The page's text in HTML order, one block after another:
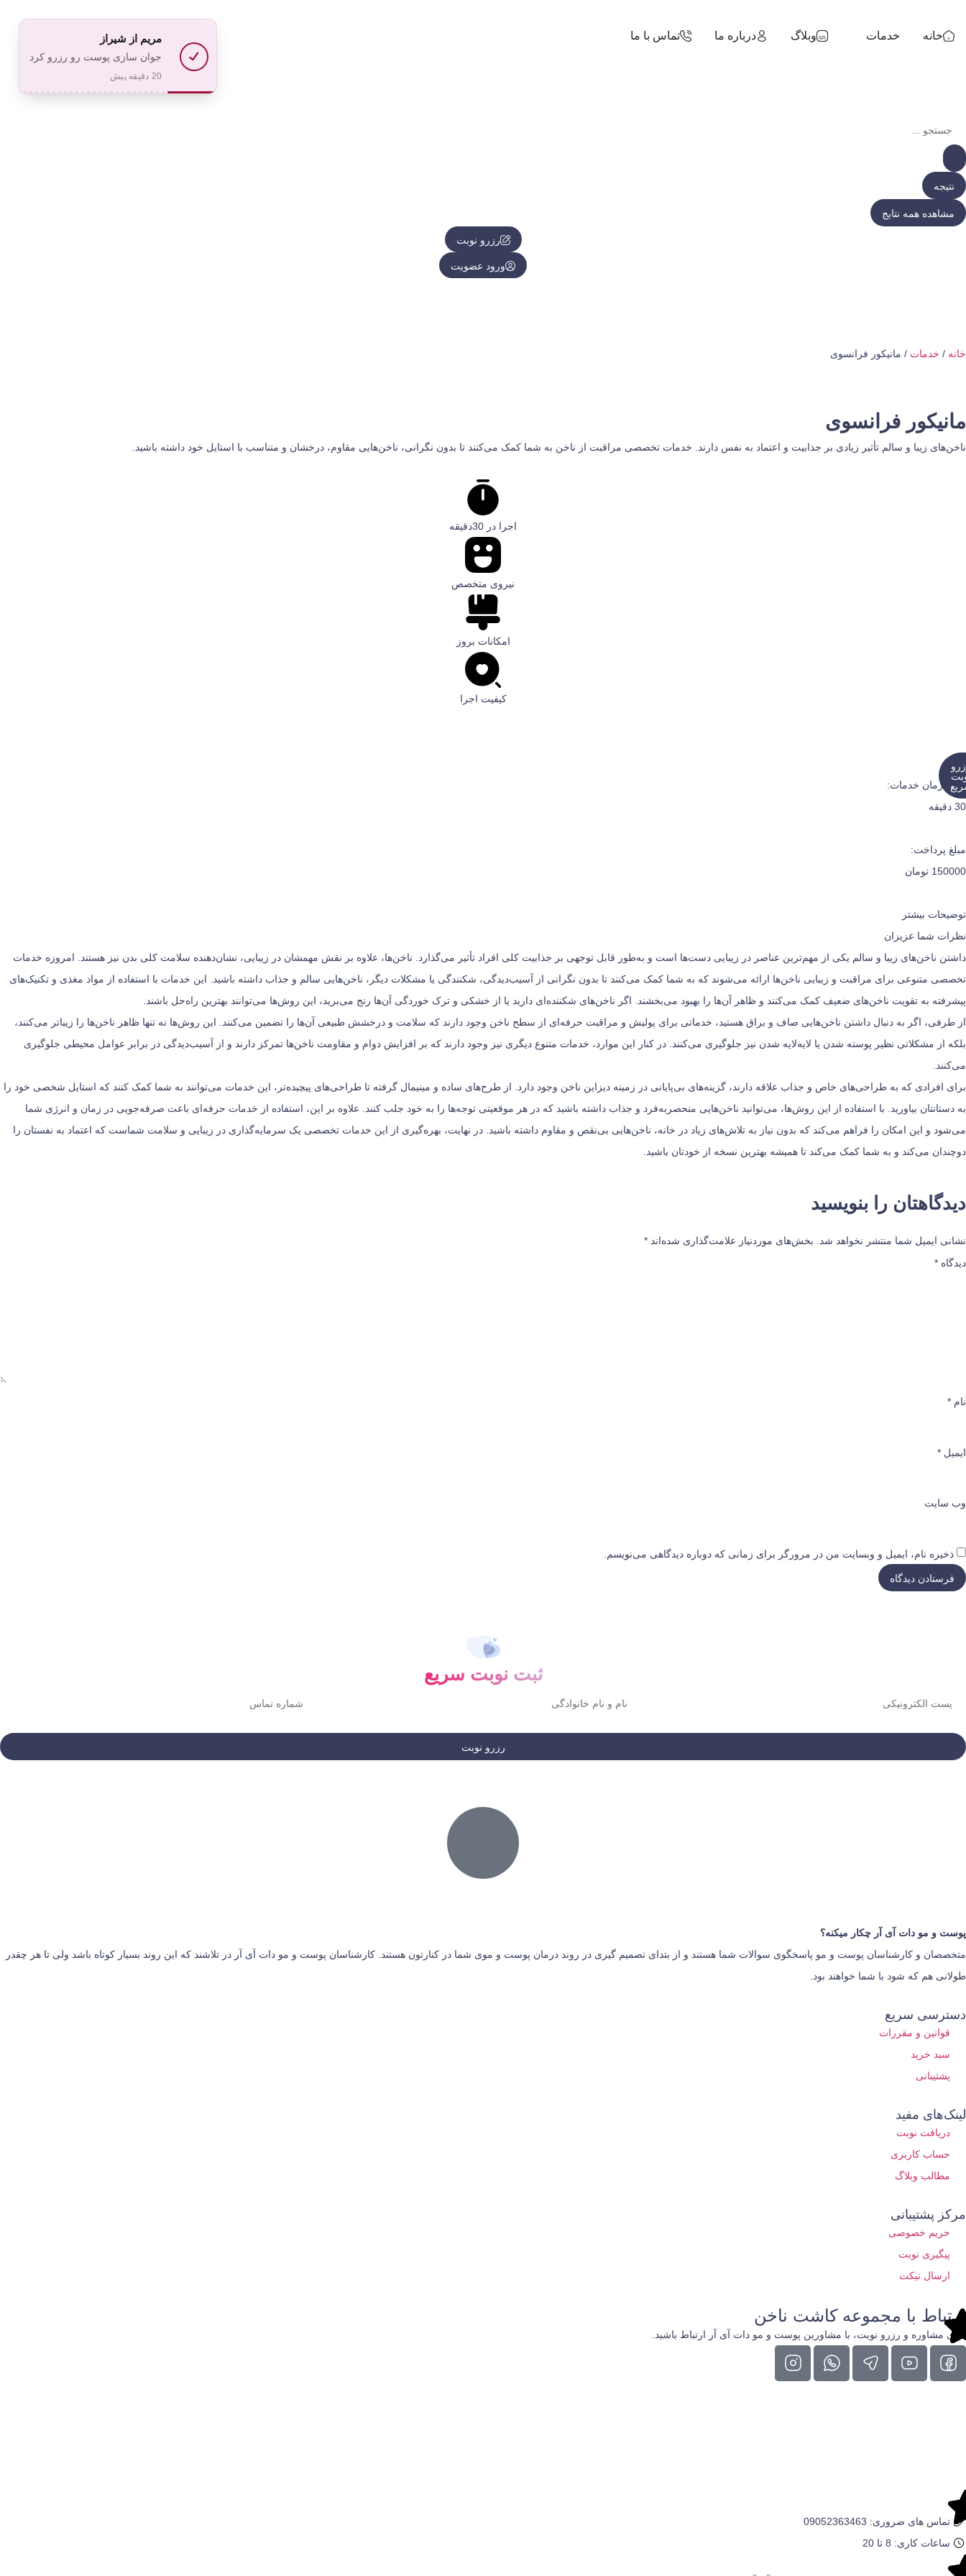
خانه خدمات وبلاگ درباره ما تماس با ما
نتیجه
مشاهده همه نتایج
رزرو نوبت
ورود عضویت
خانه / خدمات / مانیکور فرانسوی
مانیکور فرانسوی
ناخن‌های زیبا و سالم تأثیر زیادی بر جذابیت و اعتماد به نفس دارند. خدمات تخصصی مراقبت از ناخن به شما کمک می‌کنند تا بدون نگرانی، ناخن‌هایی مقاوم، درخشان و متناسب با استایل خود داشته باشید.
اجرا در 30دقیقه
نیروی متخصص
امکانات بروز
کیفیت اجرا
مدت زمان خدمات:
30 دقیقه
مبلغ پرداخت:
150000 تومان
توضیحات بیشتر
نظرات شما عزیزان
داشتن ناخن‌های زیبا و سالم یکی از مهم‌ترین عناصر در زیبایی دست‌ها است و به‌طور قابل توجهی بر جذابیت کلی افراد تأثیر می‌گذارد. ناخن‌ها، علاوه بر نقش مهمشان در زیبایی، نشان‌دهنده سلامت کلی بدن نیز هستند. امروزه خدمات
تخصصی متنوعی برای مراقبت و زیبایی ناخن‌ها ارائه می‌شوند که به شما کمک می‌کنند تا بدون نگرانی از آسیب‌دیدگی، شکنندگی یا مشکلات دیگر، ناخن‌هایی سالم و جذاب داشته باشید. این خدمات با استفاده از مواد مغذی و تکنیک‌های
پیشرفته به تقویت ناخن‌های ضعیف کمک می‌کنند و ظاهر آن‌ها را بهبود می‌بخشند. اگر ناخن‌های شکننده‌ای دارید یا از خشکی و ترک خوردگی آن‌ها رنج می‌برید، این روش‌ها می‌توانند بهترین راه‌حل باشند.
از طرفی، اگر به دنبال داشتن ناخن‌هایی صاف و براق هستید، خدماتی برای پولیش و مراقبت حرفه‌ای از سطح ناخن وجود دارند که سلامت و درخشش طبیعی آن‌ها را تضمین می‌کنند. این روش‌ها نه تنها ظاهر ناخن‌ها را زیباتر می‌کنند،
بلکه از مشکلاتی نظیر پوسته شدن یا لایه‌لایه شدن نیز جلوگیری می‌کنند. در کنار این موارد، خدمات متنوع دیگری نیز وجود دارند که بر افزایش دوام و مقاومت ناخن‌ها تمرکز دارند و از آسیب‌دیدگی در برابر عوامل محیطی جلوگیری
می‌کنند.
برای افرادی که به طراحی‌های خاص و جذاب علاقه دارند، گزینه‌های بی‌پایانی در زمینه دیزاین ناخن وجود دارد. از طرح‌های ساده و مینیمال گرفته تا طراحی‌های پیچیده‌تر، این خدمات می‌توانند به شما کمک کنند که استایل شخصی خود را
به دستانتان بیاورید. با استفاده از این روش‌ها، می‌توانید ناخن‌هایی منحصربه‌فرد و جذاب داشته باشید که در هر موقعیتی توجه‌ها را به خود جلب کنند. علاوه بر این، استفاده از خدمات حرفه‌ای باعث صرفه‌جویی در زمان و انرژی شما
می‌شود و این امکان را فراهم می‌کند که بدون نیاز به تلاش‌های زیاد در خانه، ناخن‌هایی بی‌نقص و مقاوم داشته باشید. در نهایت، بهره‌گیری از این خدمات تخصصی یک سرمایه‌گذاری در زیبایی و سلامت شماست که اعتماد به نفستان را
دوچندان می‌کند و به شما کمک می‌کند تا همیشه بهترین نسخه از خودتان باشید.
دیدگاهتان را بنویسید
نشانی ایمیل شما منتشر نخواهد شد. بخش‌های موردنیاز علامت‌گذاری شده‌اند *
دیدگاه *
نام *
ایمیل *
وب‌ سایت
ذخیره نام، ایمیل و وبسایت من در مرورگر برای زمانی که دوباره دیدگاهی می‌نویسم.
ثبت نوبت سریع
رزرو نوبت
پوست و مو دات آی آر چکار میکنه؟
متخصصان و کارشناسان پوست و مو پاسخگوی سوالات شما هستند و از بتدای تصمیم گیری در روند درمان پوست و موی شما در کنارتون هستند. کارشناسان پوست و مو دات آی آر در تلاشند که این روند بسیار کوتاه باشد ولی تا هر چقدر
طولانی هم که شود با شما خواهند بود.
دسترسی سریع
قوانین و مقررات
سبد خرید
پشتیبانی
لینک‌های مفید
دریافت نوبت
حساب کاربری
مطالب وبلاگ
مرکز پشتیبانی
حریم خصوصی
پیگیری نوبت
ارسال تیکت
ارتباط با مجموعه کاشت ناخن
برای مشاوره و رزرو نوبت، با مشاورین پوست و مو دات آی آر ارتباط باشید.
تماس های ضروری: 09052363463
ساعات کاری: 8 تا 20
مریم از شیراز
جوان سازی پوست رو رزرو کرد
20 دقیقه پیش